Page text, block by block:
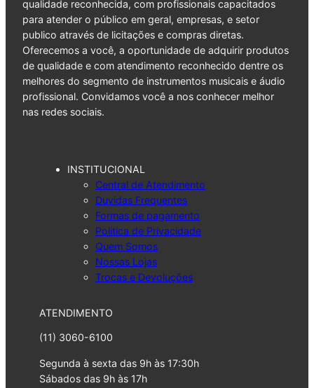
qualidade reconhecida, com profissionais capacitados
para atender o público em geral, empresas, e setor
publico através de licitações e compras diretas.
Oferecemos a você, a oportunidade de adquirir produtos
de qualidade e com atendimento reconhecido dentre os
melhores do segmento de instrumentos musicais e áudio
profissional. Convidamos você a nos conhecer melhor
nas redes sociais.
INSTITUCIONAL
Central de Atendimento
Duvidas Frequentes
Formas de pagamento
Politica de Privacidade
Quem Somos
Nossas Lojas
Trocas e Devoluções
ATENDIMENTO
(11) 3060-6100
Segunda à sexta das 9h às 17:30h
Sábados das 9h às 17h